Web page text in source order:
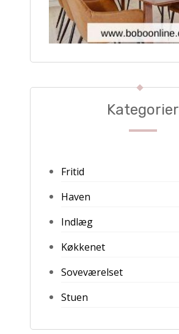
Kategorier
Fritid
Haven
Indlæg
Køkkenet
Soveværelset
Stuen